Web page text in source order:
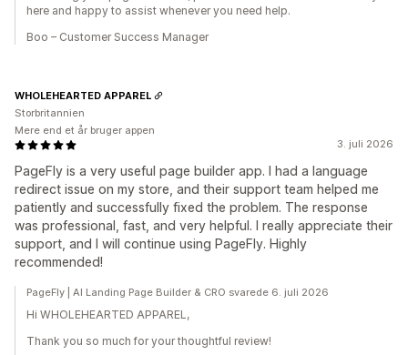
here and happy to assist whenever you need help.
Boo – Customer Success Manager
3. juli 2026
PageFly is a very useful page builder app. I had a language
redirect issue on my store, and their support team helped me
patiently and successfully fixed the problem. The response
was professional, fast, and very helpful. I really appreciate their
support, and I will continue using PageFly. Highly
recommended!
WHOLEHEARTED APPAREL
Storbritannien
Mere end et år bruger appen
PageFly | AI Landing Page Builder & CRO svarede 6. juli 2026
Hi WHOLEHEARTED APPAREL,
Thank you so much for your thoughtful review!